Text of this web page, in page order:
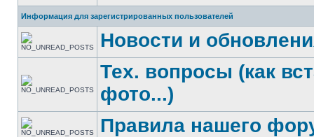
Информация для зарегистрированных пользователей
Новости и
Тех. вопросы (как
фото...)
Правила нашего